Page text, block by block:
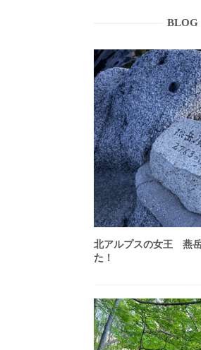
BLOG
北アルプスの女王 燕
た！